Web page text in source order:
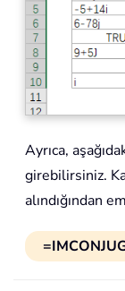
Ayrıca,
girebilirsiniz.
alındığından